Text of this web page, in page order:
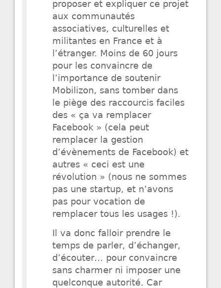
proposer et expliquer ce projet
aux communautés
associatives, culturelles et
militantes en France et à
l’étranger. Moins de 60 jours
pour les convaincre de
l’importance de soutenir
Mobilizon, sans tomber dans
le piège des raccourcis faciles
des « ça va remplacer
Facebook » (cela peut
remplacer la gestion
d’évènements de Facebook) et
autres « ceci est une
révolution » (nous ne sommes
pas une startup, et n’avons
pas pour vocation de
remplacer tous les usages !).
Il va donc falloir prendre le
temps de parler, d’échanger,
d’écouter… pour convaincre
sans charmer ni imposer une
quelconque autorité. Car